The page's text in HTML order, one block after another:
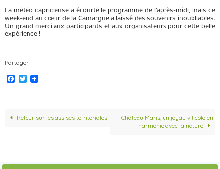
La météo capricieuse a écourté le programme de l’après-midi, mais ce
week-end au cœur de la Camargue a laissé des souvenirs inoubliables.
Un grand merci aux participants et aux organisateurs pour cette belle
expérience !
Partager
F
o
T
e
Retour sur les assises territoriales
Château Maris, un joyau viticole en
harmonie avec la nature